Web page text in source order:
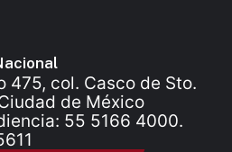
475, col. Casco de Sto.
de México
55 5166 4000.